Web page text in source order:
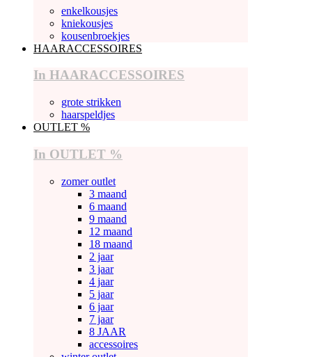
enkelkousjes
kniekousjes
kousenbroekjes
HAARACCESSOIRES
In HAARACCESSOIRES
grote strikken
haarspeldjes
OUTLET %
In OUTLET %
zomer outlet
3 maand
6 maand
9 maand
12 maand
18 maand
2 jaar
3 jaar
4 jaar
5 jaar
6 jaar
7 jaar
8 JAAR
accessoires